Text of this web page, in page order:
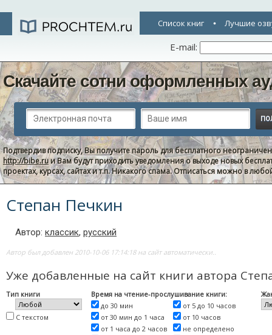
Список книг Лучшие
E-mail:
Скачайте сотни оформленных
Подтвердив подписку, Вы получите пароль для бесплатного
http://bibe.ruи Вам будут приходить уведомления о выходе новых
проектах, курсах, сайтах и т.п. Никакого спама. Отписаться можно в
Степан Печкин
Автор: классик, русский
Автор был добавлен 2010-10-06 17:14:18 на сайт автоматически..
Уже добавленные на сайт книги автора
Тип книги
С текстом
Время на чтение-прослушивание книги:
до 30 мин
от 30 мин до 1 часа
от 1 часа до 2 часов
от 5 до 10 часов
от 10 часов
не определено